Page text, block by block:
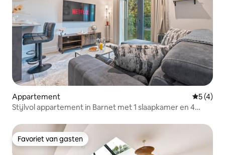
Appartement
5 (4)
Stijlvol appartement in Barnet met 1 slaapkamer en 4
Favoriet van gasten
Favoriet van gasten